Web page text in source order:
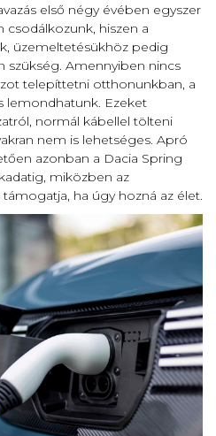
első négy évében egyszer
csodálkozunk, hiszen a
üzemeltetésükhöz pedig
szükség. Amennyiben nincs
telepíttetni otthonunkban, a
lemondhatunk. Ezeket
normál kábellel tölteni
nem is lehetséges. Apró
azonban a Dacia Spring
miközben az
ha úgy hozná az élet.